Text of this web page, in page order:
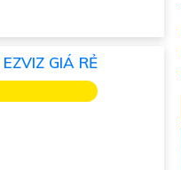
GIÁ RẺ